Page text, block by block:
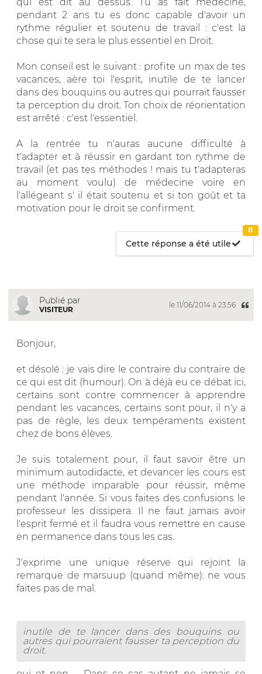
pendant 2 ans tu es donc capable d'avoir un
rythme régulier et soutenu de travail : c'est la
chose qui te sera le plus essentiel en Droit.
Mon conseil est le suivant : profite un max de tes
vacances, aère toi l'esprit, inutile de te lancer
dans des bouquins ou autres qui pourrait fausser
ta perception du droit. Ton choix de réorientation
est arrêté : c'est l'essentiel.
A la rentrée tu n'auras aucune difficulté à
t'adapter et à réussir en gardant ton rythme de
travail (et pas tes méthodes ! mais tu t'adapteras
au moment voulu) de médecine voire en
l'allégeant s' il était soutenu et si ton goût et ta
motivation pour le droit se confirment.
Cette réponse a été utile
0
Publié par
VISITEUR
le 11/06/2014 à 23:56
Bonjour,
et désolé : je vais dire le contraire du contraire de
ce qui est dit (humour). On à déjà eu ce débat ici,
certains sont contre commencer à apprendre
pendant les vacances, certains sont pour, il n'y a
pas de règle, les deux tempéraments existent
chez de bons élèves.
Je suis totalement pour, il faut savoir être un
minimum autodidacte, et devancer les cours est
une méthode imparable pour réussir, même
pendant l'année. Si vous faites des confusions le
professeur les dissipera. Il ne faut jamais avoir
l'esprit fermé et il faudra vous remettre en cause
en permanence dans tous les cas.
J'exprime une unique réserve qui rejoint la
remarque de marsuup (quand même): ne vous
faites pas de mal.
inutile de te lancer dans des bouquins ou
autres qui pourraient fausser ta perception du
droit.